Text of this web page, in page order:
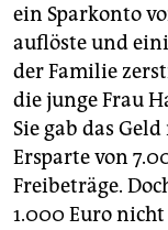
ein Sparkonto
auflöste und
der Familie
die junge Frau
Sie gab das
Ersparte von
Freibeträge.
1.000 Euro nicht